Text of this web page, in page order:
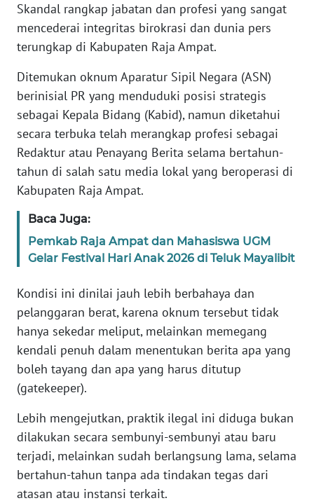
Skandal rangkap jabatan dan profesi yang sangat
mencederai integritas birokrasi dan dunia pers
terungkap di Kabupaten Raja Ampat.
Ditemukan oknum Aparatur Sipil Negara (ASN)
berinisial PR yang menduduki posisi strategis
sebagai Kepala Bidang (Kabid), namun diketahui
secara terbuka telah merangkap profesi sebagai
Redaktur atau Penayang Berita selama bertahun-
tahun di salah satu media lokal yang beroperasi di
Kabupaten Raja Ampat.
Baca Juga:
Pemkab Raja Ampat dan Mahasiswa UGM
Gelar Festival Hari Anak 2026 di Teluk Mayalibit
Kondisi ini dinilai jauh lebih berbahaya dan
pelanggaran berat, karena oknum tersebut tidak
hanya sekedar meliput, melainkan memegang
kendali penuh dalam menentukan berita apa yang
boleh tayang dan apa yang harus ditutup
(gatekeeper).
Lebih mengejutkan, praktik ilegal ini diduga bukan
dilakukan secara sembunyi-sembunyi atau baru
terjadi, melainkan sudah berlangsung lama, selama
bertahun-tahun tanpa ada tindakan tegas dari
atasan atau instansi terkait.
Wahana
News
Regional
WN
SUMUT
WN
JAKARTA
JABAR
WN
BANTEN
WN
WN
KEPRI
WN
WN
PAPUA
BARAT